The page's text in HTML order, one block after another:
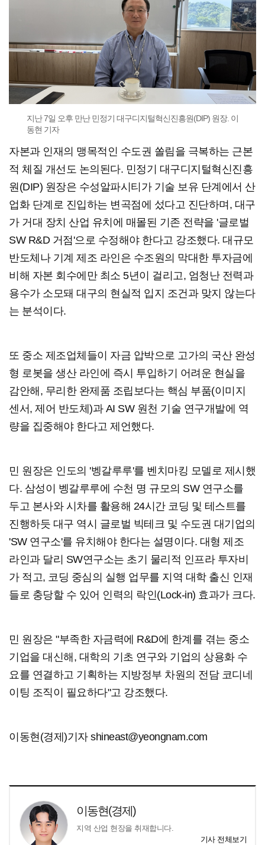
지난 7일 오후 만난 민정기 대구디지털혁신진흥원(DIP) 원장. 이
동현 기자
자본과 인재의 맹목적인 수도권 쏠림을 극복하는 근본
적 체질 개선도 논의된다. 민정기 대구디지털혁신진흥
원(DIP) 원장은 수성알파시티가 기술 보유 단계에서 산
업화 단계로 진입하는 변곡점에 섰다고 진단하며, 대구
가 거대 장치 산업 유치에 매몰된 기존 전략을 '글로벌
SW R&D 거점'으로 수정해야 한다고 강조했다. 대규모
반도체나 기계 제조 라인은 수조원의 막대한 투자금에
비해 자본 회수에만 최소 5년이 걸리고, 엄청난 전력과
용수가 소모돼 대구의 현실적 입지 조건과 맞지 않는다
는 분석이다.
또 중소 제조업체들이 자금 압박으로 고가의 국산 완성
형 로봇을 생산 라인에 즉시 투입하기 어려운 현실을
감안해, 무리한 완제품 조립보다는 핵심 부품(이미지
센서, 제어 반도체)과 AI SW 원천 기술 연구개발에 역
량을 집중해야 한다고 제언했다.
민 원장은 인도의 '벵갈루루'를 벤치마킹 모델로 제시했
다. 삼성이 벵갈루루에 수천 명 규모의 SW 연구소를
두고 본사와 시차를 활용해 24시간 코딩 및 테스트를
진행하듯 대구 역시 글로벌 빅테크 및 수도권 대기업의
'SW 연구소'를 유치해야 한다는 설명이다. 대형 제조
라인과 달리 SW연구소는 초기 물리적 인프라 투자비
가 적고, 코딩 중심의 실행 업무를 지역 대학 출신 인재
들로 충당할 수 있어 인력의 락인(Lock-in) 효과가 크다.
민 원장은 "부족한 자금력에 R&D에 한계를 겪는 중소
기업을 대신해, 대학의 기초 연구와 기업의 상용화 수
요를 연결하고 기획하는 지방정부 차원의 전담 코디네
이팅 조직이 필요하다"고 강조했다.
이동현(경제)기자 shineast@yeongnam.com
이동현(경제)
지역 산업 현장을 취재합니다.
기사 전체보기